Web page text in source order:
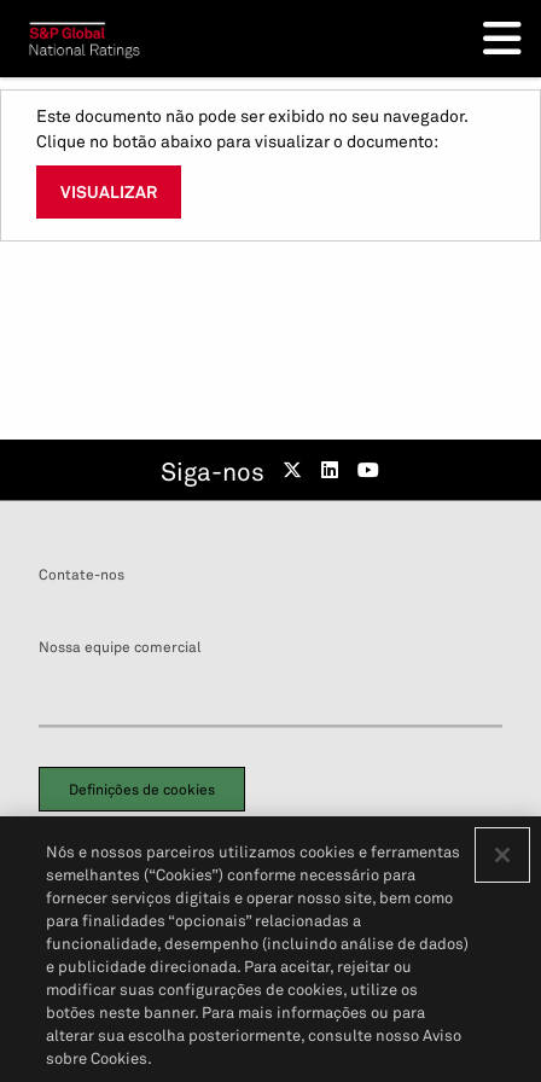
Este documento não pode ser exibido no seu navegador.
Clique no botão abaixo para visualizar o documento:
VISUALIZAR
Siga-nos
Contate-nos
Nossa equipe comercial
Definições de cookies
Política de PrivacidadePortal de privacidade do cliente (em inglês)
Não Venda Minhas Informações Pessoais© 2026 S&P Global
Nós e nossos parceiros utilizamos cookies e ferramentas
semelhantes (“Cookies”) conforme necessário para
fornecer serviços digitais e operar nosso site, bem como
para finalidades “opcionais” relacionadas a
funcionalidade, desempenho (incluindo análise de dados)
e publicidade direcionada. Para aceitar, rejeitar ou
modificar suas configurações de cookies, utilize os
botões neste banner. Para mais informações ou para
alterar sua escolha posteriormente, consulte nosso Aviso
sobre Cookies.